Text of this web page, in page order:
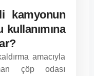
kamyonun
kullanımına
amacıyla
çöp odası